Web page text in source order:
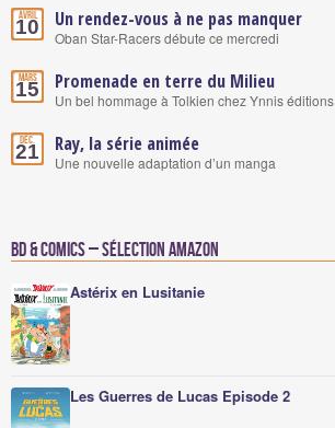
Avril
10 Un rendez-vous à ne pas manquer
Oban Star-Racers débute ce mercredi
Mars
15 Promenade en terre du Milieu
Un bel hommage à Tolkien chez Ynnis éditions
Déc.
21 Ray, la série animée
Une nouvelle adaptation d’un manga
BD & Comics – Sélection Amazon
Astérix en Lusitanie
Les Guerres de Lucas Episode 2